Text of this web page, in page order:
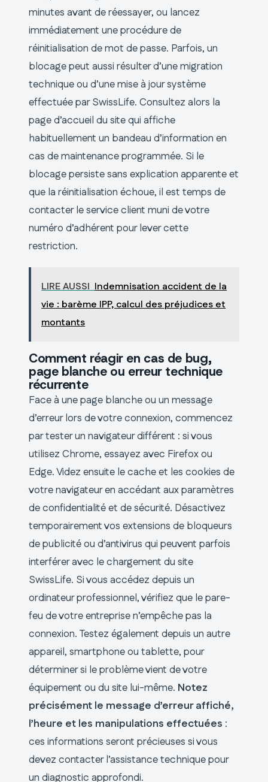
minutes avant de réessayer, ou lancez
immédiatement une procédure de
réinitialisation de mot de passe. Parfois, un
blocage peut aussi résulter d’une migration
technique ou d’une mise à jour système
effectuée par SwissLife. Consultez alors la
page d’accueil du site qui affiche
habituellement un bandeau d’information en
cas de maintenance programmée. Si le
blocage persiste sans explication apparente et
que la réinitialisation échoue, il est temps de
contacter le service client muni de votre
numéro d’adhérent pour lever cette
restriction.
LIRE AUSSI Indemnisation accident de la
vie : barème IPP, calcul des préjudices et
montants
Comment réagir en cas de bug,
page blanche ou erreur technique
récurrente
Face à une page blanche ou un message
d’erreur lors de votre connexion, commencez
par tester un navigateur différent : si vous
utilisez Chrome, essayez avec Firefox ou
Edge. Videz ensuite le cache et les cookies de
votre navigateur en accédant aux paramètres
de confidentialité et de sécurité. Désactivez
temporairement vos extensions de bloqueurs
de publicité ou d’antivirus qui peuvent parfois
interférer avec le chargement du site
SwissLife. Si vous accédez depuis un
ordinateur professionnel, vérifiez que le pare-
feu de votre entreprise n’empêche pas la
connexion. Testez également depuis un autre
appareil, smartphone ou tablette, pour
déterminer si le problème vient de votre
équipement ou du site lui-même. Notez
précisément le message d’erreur affiché,
l’heure et les manipulations effectuées :
ces informations seront précieuses si vous
devez contacter l’assistance technique pour
un diagnostic approfondi.